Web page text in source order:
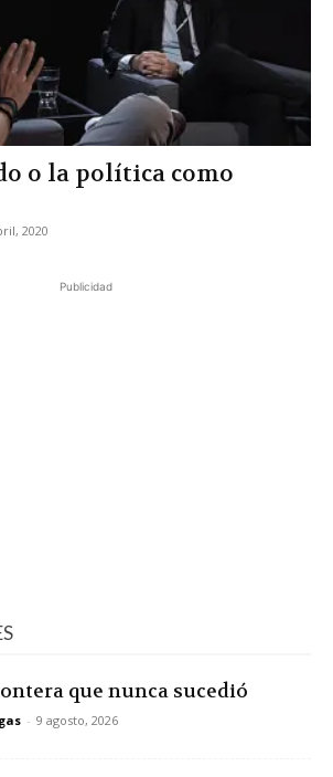
o la política como
2020
Publicidad
que nunca sucedió
- 9 agosto, 2026